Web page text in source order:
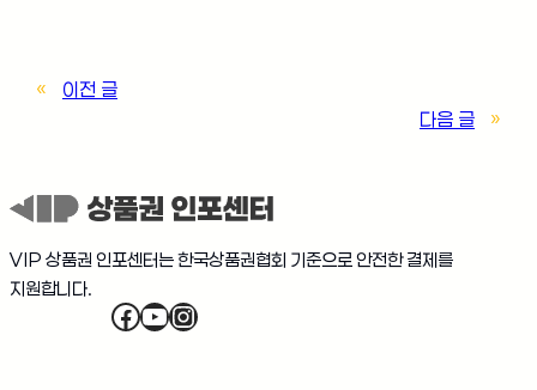
«
이전 글
다음 글
»
VIP 상품권 인포센터는 한국상품권협회 기준으로 안전한 결제를
지원합니다.
Facebook
YouTube
Instagram